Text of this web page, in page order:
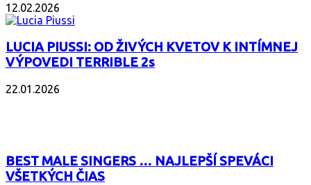
12.02.2026
LUCIA PIUSSI: OD ŽIVÝCH KVETOV K INTÍMNEJ
VÝPOVEDI TERRIBLE 2s
22.01.2026
BEST MALE SINGERS … NAJLEPŠÍ SPEVÁCI
VŠETKÝCH ČIAS